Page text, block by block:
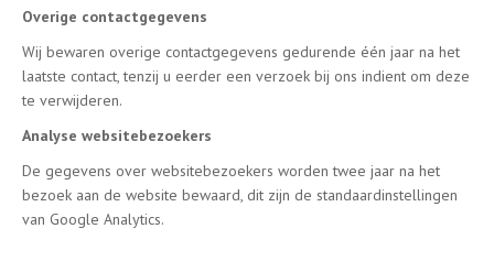
Overige contactgegevens
Wij bewaren overige contactgegevens gedurende één jaar na het
laatste contact, tenzij u eerder een verzoek bij ons indient om deze
te verwijderen.
Analyse websitebezoekers
De gegevens over websitebezoekers worden twee jaar na het
bezoek aan de website bewaard, dit zijn de standaardinstellingen
van Google Analytics.